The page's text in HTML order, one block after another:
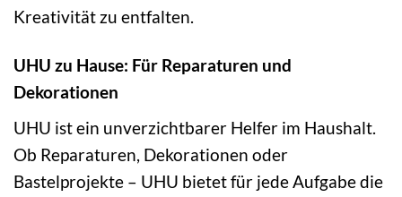
Kreativität zu entfalten.
UHU zu Hause: Für Reparaturen und
Dekorationen
UHU ist ein unverzichtbarer Helfer im Haushalt.
Ob Reparaturen, Dekorationen oder
Bastelprojekte – UHU bietet für jede Aufgabe die